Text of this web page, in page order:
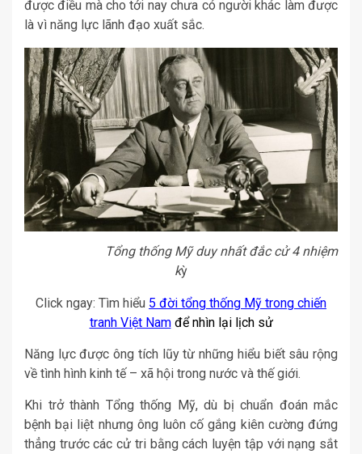
được điều mà cho tới nay chưa có người khác làm được
là vì năng lực lãnh đạo xuất sắc.
Tổng thống Mỹ duy nhất đắc cử 4 nhiệm
kỳ
Click ngay: Tìm hiểu 5 đời tổng thống Mỹ trong chiến
tranh Việt Nam để nhìn lại lịch sử
Năng lực được ông tích lũy từ những hiểu biết sâu rộng
về tình hình kinh tế – xã hội trong nước và thế giới.
Khi trở thành Tổng thống Mỹ, dù bị chuẩn đoán mắc
bệnh bại liệt nhưng ông luôn cố gắng kiên cường đứng
thẳng trước các cử tri bằng cách luyện tập với nạng sắt